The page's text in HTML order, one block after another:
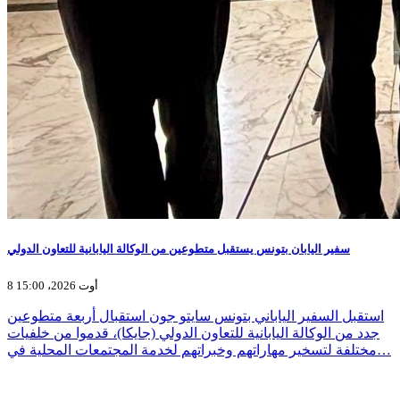
سفير اليابان بتونس يستقبل متطوعين من الوكالة اليابانية للتعاون الدولي
8 أوت 2026، 15:00
استقبل السفير الياباني بتونس سايتو جون استقبال أربعة متطوعين
جدد من الوكالة اليابانية للتعاون الدولي (جايكا)، قدموا من خلفيات
مختلفة لتسخير مهاراتهم وخبراتهم لخدمة المجتمعات المحلية في…